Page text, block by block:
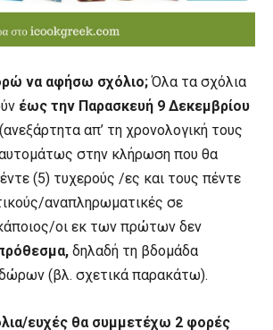
να αφήσω σχόλιο;Όλα τα σχόλια
έως την Παρασκευή 9 Δεκεμβρίου
(ανεξάρτητα απ’ τη χρονολογική τους
στην κλήρωση που θα
(5) τυχερούς /ες και τους πέντε
αναπληρωματικές σε
οι εκ των πρώτων δεν
δηλαδή τη βδομάδα
(βλ. σχετικά παρακάτω).
ευχές θα συμμετέχω 2 φορές